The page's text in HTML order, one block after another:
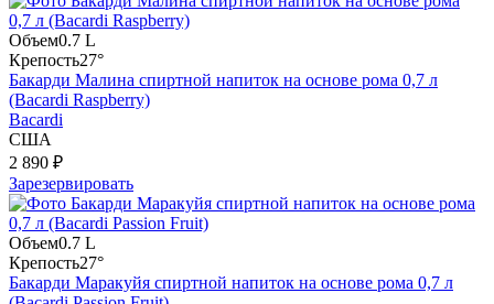
Объем0.7 L
Крепость27°
Бакарди Малина спиртной напиток на основе рома 0,7 л
(Bacardi Raspberry)
Bacardi
США
2 890 ₽
Зарезервировать
Объем0.7 L
Крепость27°
Бакарди Маракуйя спиртной напиток на основе рома 0,7 л